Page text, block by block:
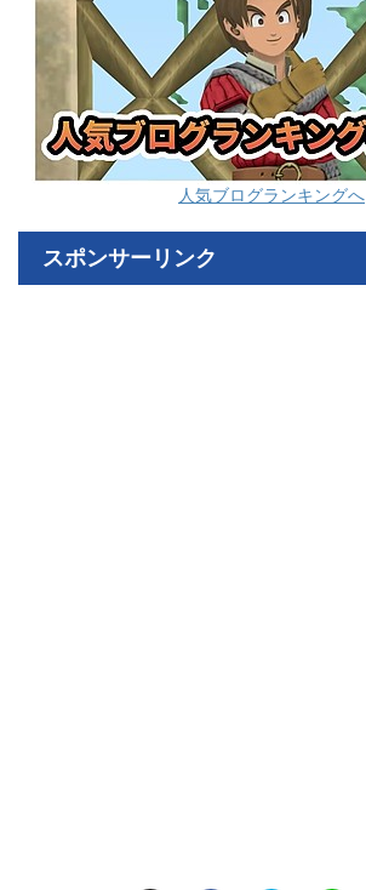
人気ブログランキングへ
スポンサーリンク